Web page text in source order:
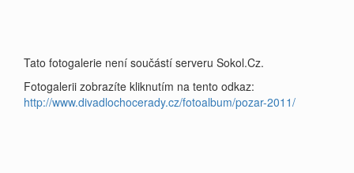
Tato fotogalerie není součástí serveru Sokol.Cz.
Fotogalerii zobrazíte kliknutím na tento odkaz:
http://www.divadlochocerady.cz/fotoalbum/pozar-2011/